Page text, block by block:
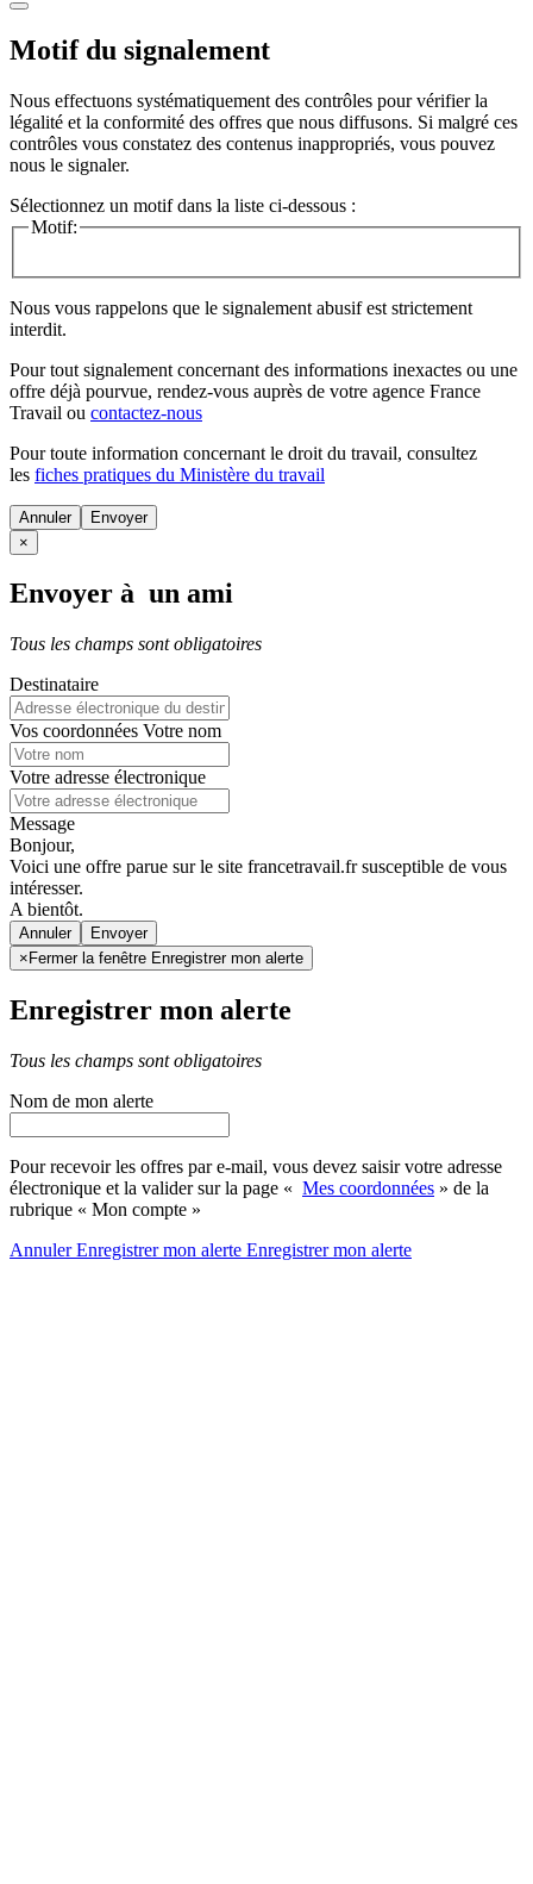
Motif du signalement
Nous effectuons systématiquement des contrôles pour vérifier la
légalité et la conformité des offres que nous diffusons. Si malgré ces
contrôles vous constatez des contenus inappropriés, vous pouvez
nous le signaler.
Sélectionnez un motif dans la liste ci-dessous :
Motif:
Nous vous rappelons que le signalement abusif est strictement
interdit.
Pour tout signalement concernant des informations inexactes ou une
offre déjà pourvue, rendez-vous auprès de votre agence France
Travail ou contactez-nous
Pour toute information concernant le droit du travail, consultez
les fiches pratiques du Ministère du travail
Annuler
×
Envoyer à un ami
Tous les champs sont obligatoires
Destinataire
Vos coordonnées Votre nom
Votre adresse électronique
Message
Bonjour,
Voici une offre parue sur le site francetravail.fr susceptible de vous
intéresser.
A bientôt.
Annuler
× Fermer la fenêtre Enregistrer mon alerte
Enregistrer mon alerte
Tous les champs sont obligatoires
Nom de mon alerte
Pour recevoir les offres par e-mail, vous devez saisir votre adresse
électronique et la valider sur la page « Mes coordonnées » de la
rubrique « Mon compte »
AnnulerEnregistrer mon alerte Enregistrermon alerte